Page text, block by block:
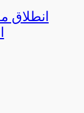
انطلاق